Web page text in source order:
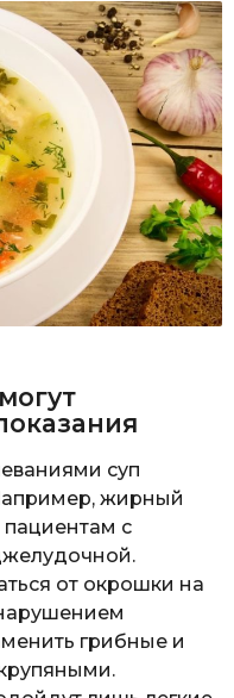
суп
жирный
с
от окрошки на
грибные и